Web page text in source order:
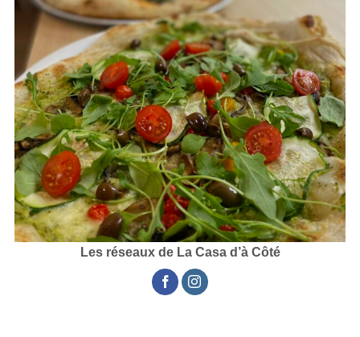
Les réseaux de La Casa d’à Côté